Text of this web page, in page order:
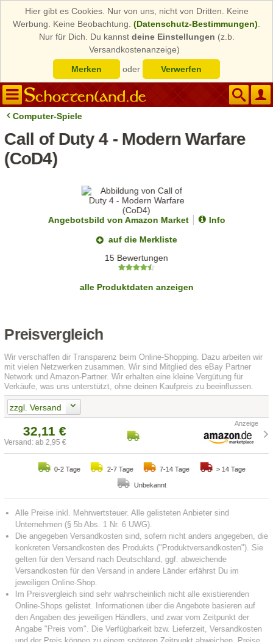
Hier gibt es Cookies. Nur von uns, nicht von Dritten. Keine
Werbung. Keine Beobachtung. (Datenschutz-Bestimmungen)
Nur für Dich. Du kannst deine Einstellungen (z.b.
Versandkostenanzeige)
Merken
oder Verwerfen
Computer-Spiele
Call of Duty 4 - Modern Warfare
(CoD4)
Angebotsbild von Amazon Market
Info
auf die Merkliste
15 Bewertungen
alle Produktdaten anzeigen
Preisvergleich
Wir verschaffen dir Transparenz beim Online-Shopping. Dazu arbeiten wir
mit vielen Netzwerken zusammen. Wir sind Mitglied des eBay Partner
Network und Amazon-Partner. Wir erhalten eine kleine Vergütung für
Verkäufe, was uns unterstützt, ohne deinen Kaufpreis zu beeinflussen.
zzgl. Versand
32,11 €
Versand: ab 2,95 €
0-2 Tage 2-7 Tage 7-14 Tage > 14 Tage
Unbekannt